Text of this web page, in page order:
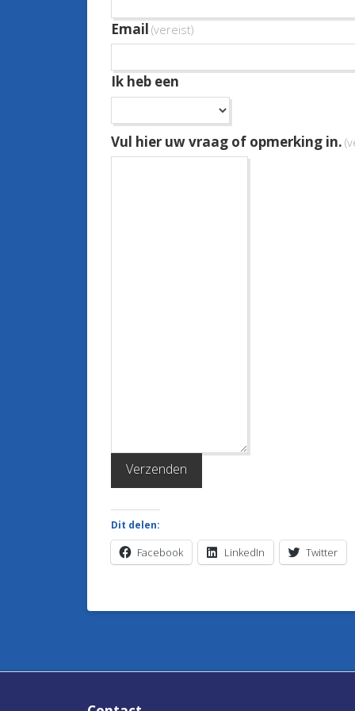
Email (vereist)
Ik heb een
Vul hier uw vraag of opmerking in.
Verzenden
Dit delen:
Facebook LinkedIn Twitter